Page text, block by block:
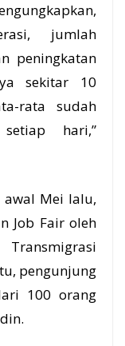
jumlah
peningkatan
sekitar 10
rata sudah
hari,”
Mei lalu,
Job Fair oleh
pengunjung
100 orang